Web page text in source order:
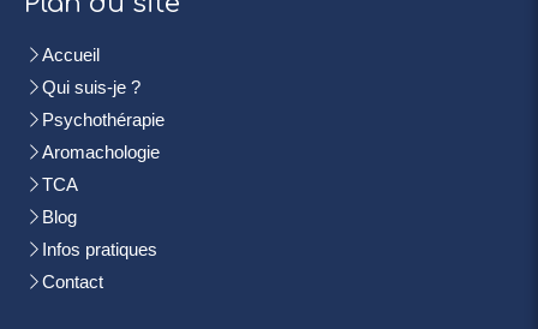
Accueil
Qui suis-je ?
Psychothérapie
Aromachologie
TCA
Blog
Infos pratiques
Contact